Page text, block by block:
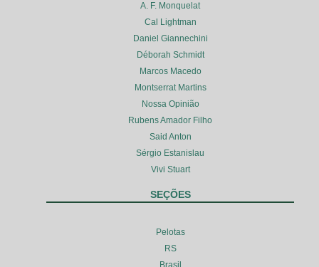
A. F. Monquelat
Cal Lightman
Daniel Giannechini
Déborah Schmidt
Marcos Macedo
Montserrat Martins
Nossa Opinião
Rubens Amador Filho
Said Anton
Sérgio Estanislau
Vivi Stuart
SEÇÕES
Pelotas
RS
Brasil